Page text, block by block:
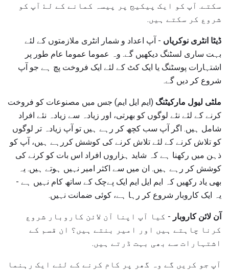
سکتے. آپ کو ایک پیکیج پر پیسہ کمانے کے لۓ آپ کو
شروع کر سکتے ہیں.
ڈیٹا انٹری نوکریاں - آپ اعداد و شمار انٹری ملازمتوں کے لئے
بہت ساری لسٹنگ دیکھیں گے. وہ عموما عموما عام طور پر
اشتہارات پوسٹنگ یا ایک کٹ کے لئے ایک فروخت پچ ہے جو آپ
شروع کر دیں گے.
ملٹی لیول مارکیٹنگ (ایم ایل ایم) جس میں مصنوعات کو فروخت
کرنے کے لئے نئے لوگوں کو بھرتی، اور زیادہ سے زیادہ نئے افراد
شامل ہیں. اگر آپ سب کچھ کر رہے ہیں تو آپ زیادہ تر لوگوں
کو تلاش کرنے کے لئے تلاش کرنے کی کوشش کررہے ہیں، آپ کو
ذہن میں رکھنا ہے کہ شاید ہزاروں افراد اس بات کو کرنے کی
کوشش کر رہے ہیں. ان میں سے اکثر امیر نہیں ہوتے ہیں. یہ
بھی یاد رکھیں کہ ایم ایل ایم ایک پےچک کے ساتھ کام نہیں ہے -
یہ ایک کاروبار شروع کر رہا ہے، کوئی ضمانت نہیں.
آن لائن کاروبار - کیا آپ اپنا آن لائن کاروبار شروع
کرنا چاہتے ہیں اور امیر بنتے ہیں؟ ان قسم کے
اشتہارات سے بھی بہت ڈرتے ہیں.
آپ جو کریں گے وہ گھر پر کام کرنے کے لئے ایک رہنما